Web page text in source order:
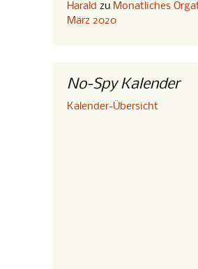
Harald zu Monatliches
März 2020
No-Spy Kalender
Kalender-Übersicht